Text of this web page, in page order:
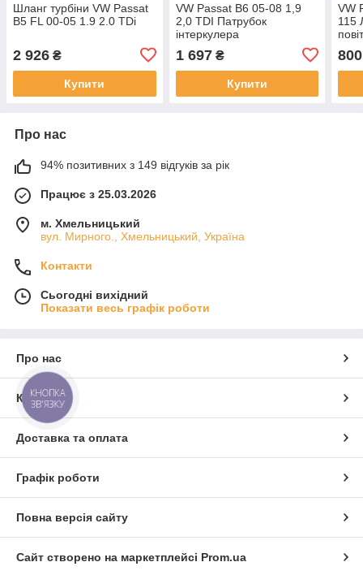
Шланг турбіни VW Passat
B5 FL 00-05 1.9 2.0 TDi
2 926 ₴
Купити
VW Passat B6 05-08 1,9
2,0 TDI Патрубок
інтеркулера
1 697₴
Купити
VW
115
800
Про нас
94% позитивних з 149 відгуків за рік
Працює з 25.03.2026
м. Хмельницький
вул. Мирного., Хмельницький, Україна
Контакти
Сьогодні вихідний
Показати весь графік роботи
Про нас
Контакти
Доставка та оплата
Графік роботи
Повна версія сайту
Сайт створено на маркетплейсі Prom.ua
КНОПКА
ЗВ'ЯЗКУ